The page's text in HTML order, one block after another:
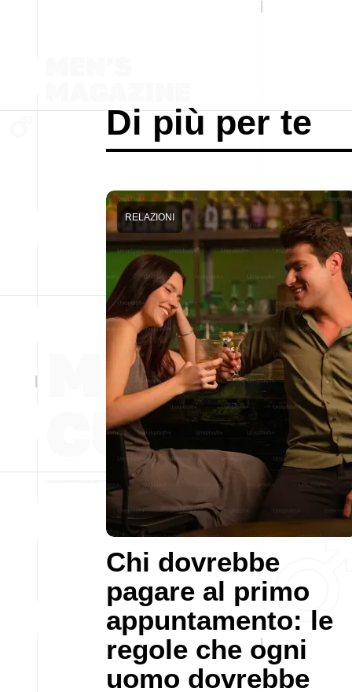
Di più per te
Chi dovrebbe
pagare al primo
appuntamento: le
regole che ogni
uomo dovrebbe
RELAZIONI